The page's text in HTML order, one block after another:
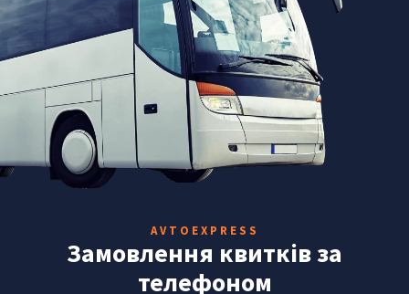
AVTOEXPRESS
Замовлення квитків за
телефоном